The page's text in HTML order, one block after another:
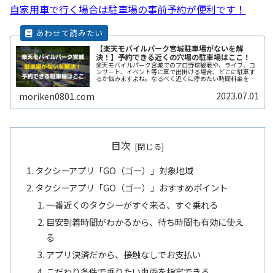
自家用車で行く場合は駐車場の事前予約が便利です！
【楽天モバイルパーク宮城駐車場がないを解
決！】予約できる近くの穴場の駐車場はここ！
楽天モバイルパーク宮城でのプロ野球観戦や、ライブ、コ
ンサート、イベント等に車で出掛ける場合、どこに駐車す
るか悩みますよね。なるべく近くに停めたい時間料金を気
にせずイベントを楽しみたい駐車場を探すのに時間をかけ
たくない自由に入出庫がしたい帰りReadMore...
moriken0801.com 2023.07.01
目次
タクシーアプリ「GO（ゴー）」対象地域
タクシーアプリ「GO（ゴー）」おすすめポイント
一番近くのタクシーがすぐ来る、すぐ乗れる
目安到着時間がわかるから、待ち時間も有効に使え
る
アプリ決済だから、接触なしでお支払い